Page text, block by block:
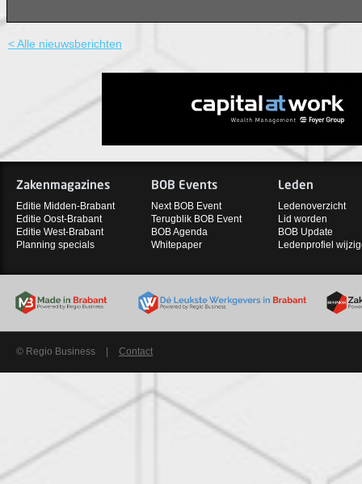
< Alle nieuwsberichten
Zakenmagazines
Editie Midden-Brabant
Editie Oost-Brabant
Editie West-Brabant
Planning specials
BOB Events
Next BOB Event
Terugblik BOB Event
BOB Agenda
Whitepaper
Leden
Ledenoverzicht
Lid worden
BOB Update
Ledenprofiel
© Regio Business Contact